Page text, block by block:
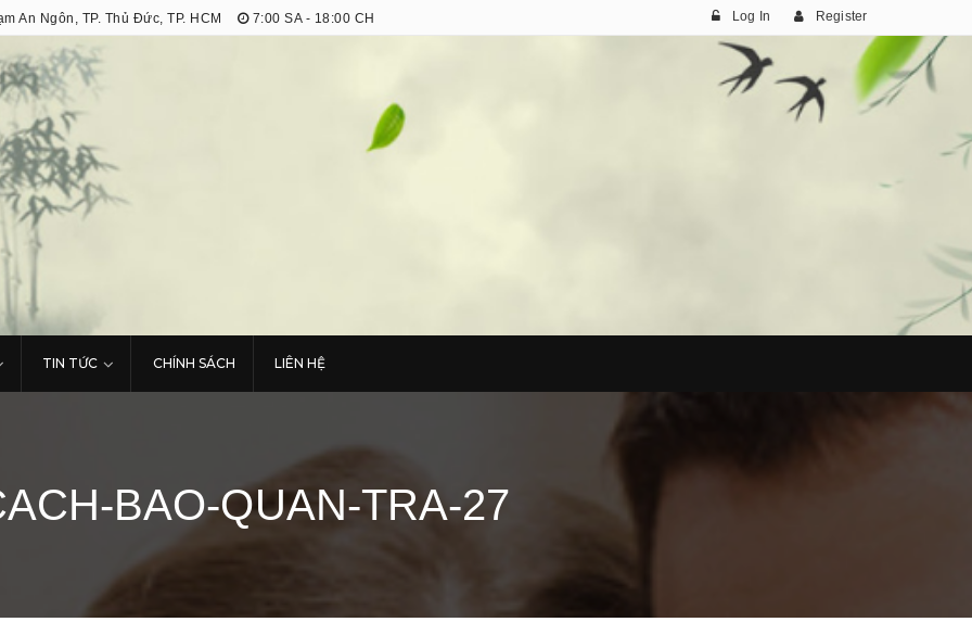
An Ngôn, TP. Thủ Đức, TP. HCM 7:00 SA - 18:00 CH Log In Register
TIN TỨC CHÍNH SÁCH LIÊN HỆ
BAO-QUAN-TRA-27